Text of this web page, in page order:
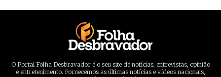
O Portal Folha Desbravador é o seu site de notícias, entrevistas, opinião
e entretenimento. Fornecemos as últimas notícias e vídeos nacionais,